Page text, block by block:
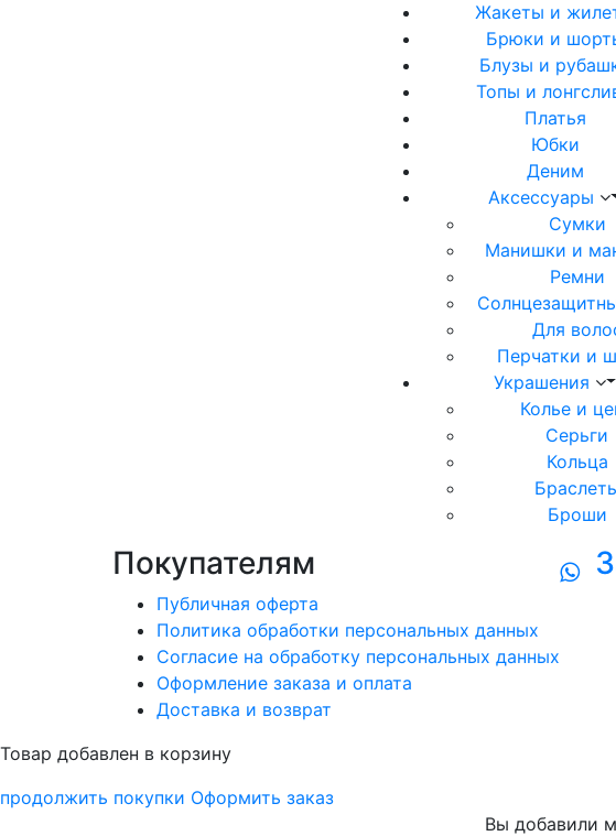
Жакеты и
Брюки и
Блузы и
Топы и
Платья
Юбки
Деним
Аксессуары
Сумки
Манишки и
Ремни
Для
Перчатки и
Украшения
Колье и
Серьги
Кольца
Броши
Покупателям
Публичная оферта
Политика обработки персональных данных
Согласие на обработку персональных данных
Оформление заказа и оплата
Доставка и возврат
Товар добавлен в корзину
продолжить покупки Оформить заказ
Вы добавили